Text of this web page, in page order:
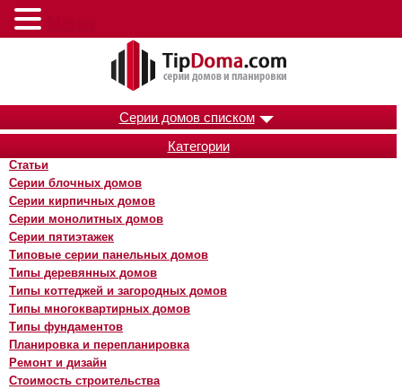
Серии домов списком
Категории
Статьи
Серии блочных домов
Серии кирпичных домов
Серии монолитных домов
Серии пятиэтажек
Типовые серии панельных домов
Типы деревянных домов
Типы коттеджей и загородных домов
Типы многоквартирных домов
Типы фундаментов
Планировка и перепланировка
Ремонт и дизайн
Стоимость строительства